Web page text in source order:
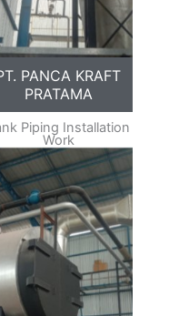
PANCA KRAFT
PRATAMA
Piping Installation
Work